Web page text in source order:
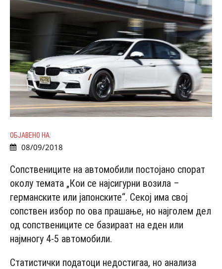
ОБЈАВЕНО НА:
08/09/2018
Сопствениците на автомобили постојано спорат
околу темата „Кои се најсигурни возила –
германските или јапонските“. Секој има свој
сопствен избор по ова прашање, но најголем дел
од сопствениците се базираат на еден или
најмногу 4-5 автомобили.
Статистички податоци недостигаа, но анализа